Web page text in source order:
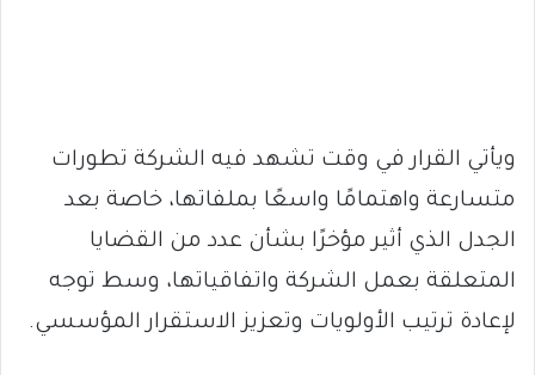
ويأتي القرار في وقت تشهد فيه الشركة تطورات
متسارعة واهتمامًا واسعًا بملفاتها، خاصة بعد
الجدل الذي أثير مؤخرًا بشأن عدد من القضايا
المتعلقة بعمل الشركة واتفاقياتها، وسط توجه
لإعادة ترتيب الأولويات وتعزيز الاستقرار المؤسسي.